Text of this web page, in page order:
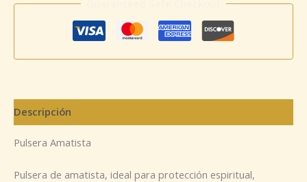
Descripción
Pulsera Amatista
Pulsera de amatista, ideal para protección espiritual,